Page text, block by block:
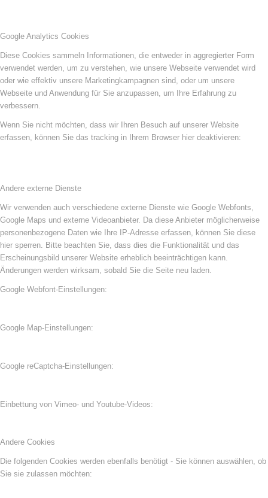
Google Analytics Cookies
Diese Cookies sammeln Informationen, die entweder in aggregierter Form
verwendet werden, um zu verstehen, wie unsere Webseite verwendet wird
oder wie effektiv unsere Marketingkampagnen sind, oder um unsere
Webseite und Anwendung für Sie anzupassen, um Ihre Erfahrung zu
verbessern.
Wenn Sie nicht möchten, dass wir Ihren Besuch auf unserer Website
erfassen, können Sie das tracking in Ihrem Browser hier deaktivieren:
Andere externe Dienste
Wir verwenden auch verschiedene externe Dienste wie Google Webfonts,
Google Maps und externe Videoanbieter. Da diese Anbieter möglicherweise
personenbezogene Daten wie Ihre IP-Adresse erfassen, können Sie diese
hier sperren. Bitte beachten Sie, dass dies die Funktionalität und das
Erscheinungsbild unserer Website erheblich beeinträchtigen kann.
Änderungen werden wirksam, sobald Sie die Seite neu laden.
Google Webfont-Einstellungen:
Google Map-Einstellungen:
Google reCaptcha-Einstellungen:
Einbettung von Vimeo- und Youtube-Videos:
Andere Cookies
Die folgenden Cookies werden ebenfalls benötigt - Sie können auswählen, ob
Sie sie zulassen möchten: